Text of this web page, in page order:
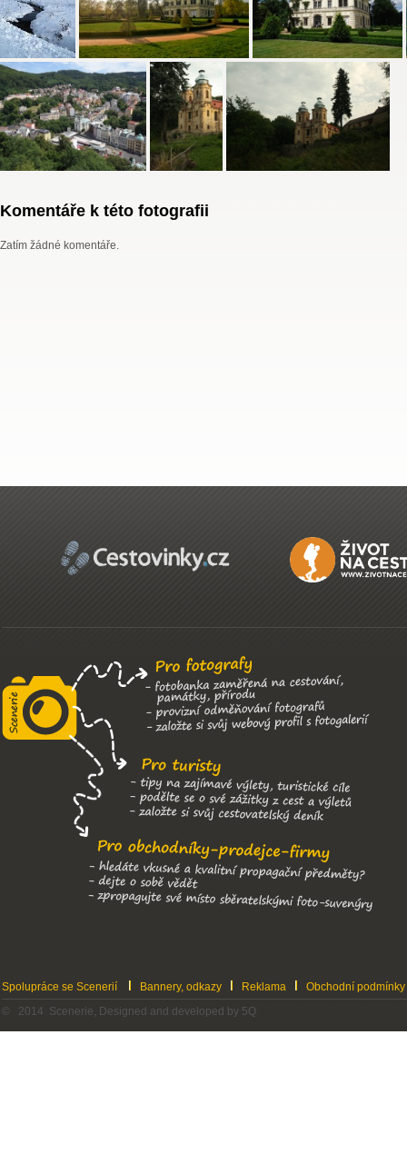
Komentáře k této fotografii
Zatím žádné komentáře.
Spolupráce se Scenerií Bannery, odkazy Reklama
Obchodní podmínky
© 2014 Scenerie, Designed and developed by 5Q